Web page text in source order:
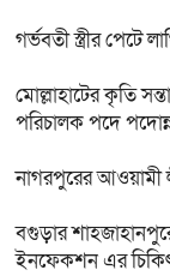
গর্ভবতী স্ত্রীর পেটে
মোল্লাহাটের কৃতি
পরিচালক পদে
নাগরপুরের আওয়ামী
বগুড়ার
ইনফেকশন এর